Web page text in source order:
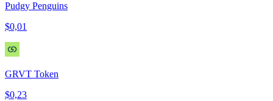
Pudgy Penguins
$0,01
GRVT Token
$0,23